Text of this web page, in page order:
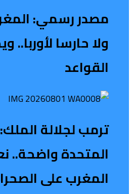
مصدر رسمي:
ولا حارسا لأوربا..
القواعد
ترمب لجلالة
المتحدة واضحة..
المغرب على